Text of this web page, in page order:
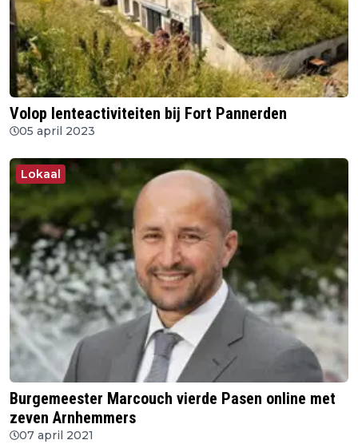
Volop lenteactiviteiten bij Fort Pannerden
05 april 2023
Lokaal
Burgemeester Marcouch vierde Pasen online met
zeven Arnhemmers
07 april 2021